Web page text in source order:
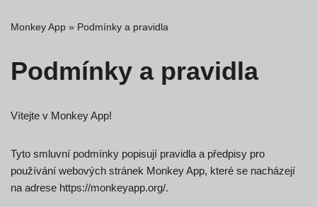
Monkey App » Podmínky a pravidla
Podmínky a pravidla
Vítejte v Monkey App!
Tyto smluvní podmínky popisují pravidla a předpisy pro
používání webových stránek Monkey App, které se nacházejí
na adrese https://monkeyapp.org/.